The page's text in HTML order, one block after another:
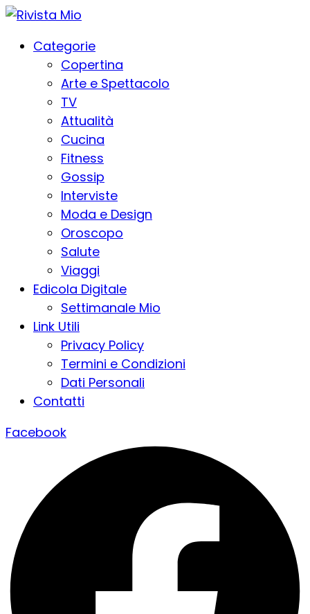
Categorie
Copertina
Arte e Spettacolo
TV
Attualità
Cucina
Fitness
Gossip
Interviste
Moda e Design
Oroscopo
Salute
Viaggi
Edicola Digitale
Settimanale Mio
Link Utili
Privacy Policy
Termini e Condizioni
Dati Personali
Contatti
Facebook